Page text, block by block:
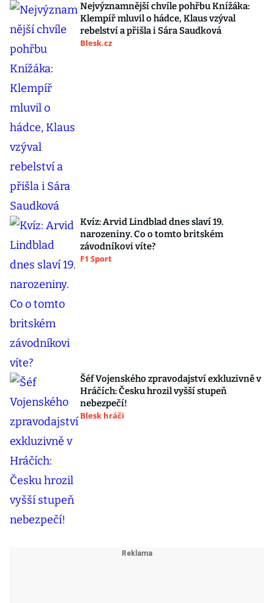
Nejvýznamnější chvíle pohřbu Knížáka:
Klempíř mluvil o hádce, Klaus vzýval
rebelství a přišla i Sára Saudková
Blesk.cz
Kvíz: Arvid Lindblad dnes slaví 19.
narozeniny. Co o tomto britském
závodníkovi víte?
F1 Sport
Šéf Vojenského zpravodajství exkluzivně v
Hráčích: Česku hrozil vyšší stupeň
nebezpečí!
Blesk hráči